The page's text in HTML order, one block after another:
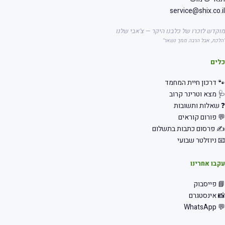
לזכרו של כלבנו היקר — צ'אבי שלנו
אבל הרבה ממך נשאר"
דרכון חיית המחמד
מצא וטרינר קרוב
שאלות ותשובות
פורום קוראים
פרסום כתבות בתשלום
ניוזלטר שבועי
אחרינו
פייסבוק
אינסטגרם
💬